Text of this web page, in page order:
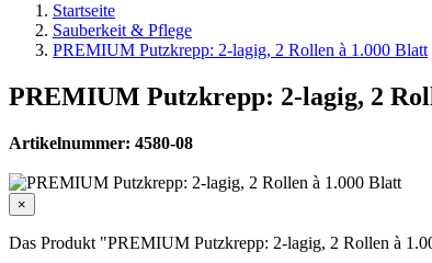
Startseite
Sauberkeit & Pflege
PREMIUM Putzkrepp: 2-lagig, 2 Rollen à 1.000 Blatt
PREMIUM Putzkrepp: 2-lagig, 2
Artikelnummer: 4580-08
×
Das Produkt "PREMIUM Putzkrepp: 2-lagig, 2 Rollen à